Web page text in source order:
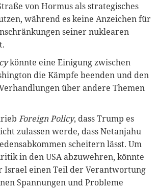
von Hormus als strategisches
während es keine Anzeichen für
seiner nuklearen
könnte eine Einigung zwischen
die Kämpfe beenden und den
über andere Themen
Foreign Policy, dass Trump es
zulassen werde, dass Netanjahu
scheitern lässt. Um
in den USA abzuwehren, könnte
Israel einen Teil der Verantwortung
Spannungen und Probleme